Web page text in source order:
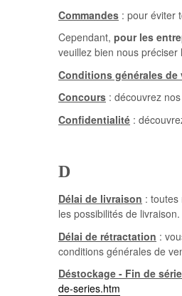
Commandes : pour éviter
Cependant, pour les
veuillez bien nous
Conditions générales de
Concours : découvrez
Confidentialité :
D
Délai de livraison :
les possibilités de livraison.
Délai de rétractation :
conditions générales de
Déstockage - Fin de
de-series.htm